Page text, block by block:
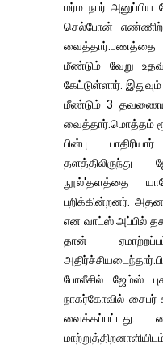
மர்ம நபர் அனுப்பிய
செல்போன்
வைத்தார்.பணத்தை
மீண்டும் வேறு
கேட்டுள்ளார்.
மீண்டும் 3
வைத்தார்.மொத்தம்
பின்பு
நூல்'தளத்தை
பறிக்கின்றனர்.
என வாட்ஸ் அப்பில்
தான்
போலீசில் ஜேம்ஸ்
நாகர்கோவில் சைபர்
வைக்கப்பட்டது.